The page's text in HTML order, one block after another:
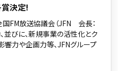
決定!
FM放送協議会（JFN 会長：
並びに、新規事業の活性化とク
響力や企画力等、JFNグループ